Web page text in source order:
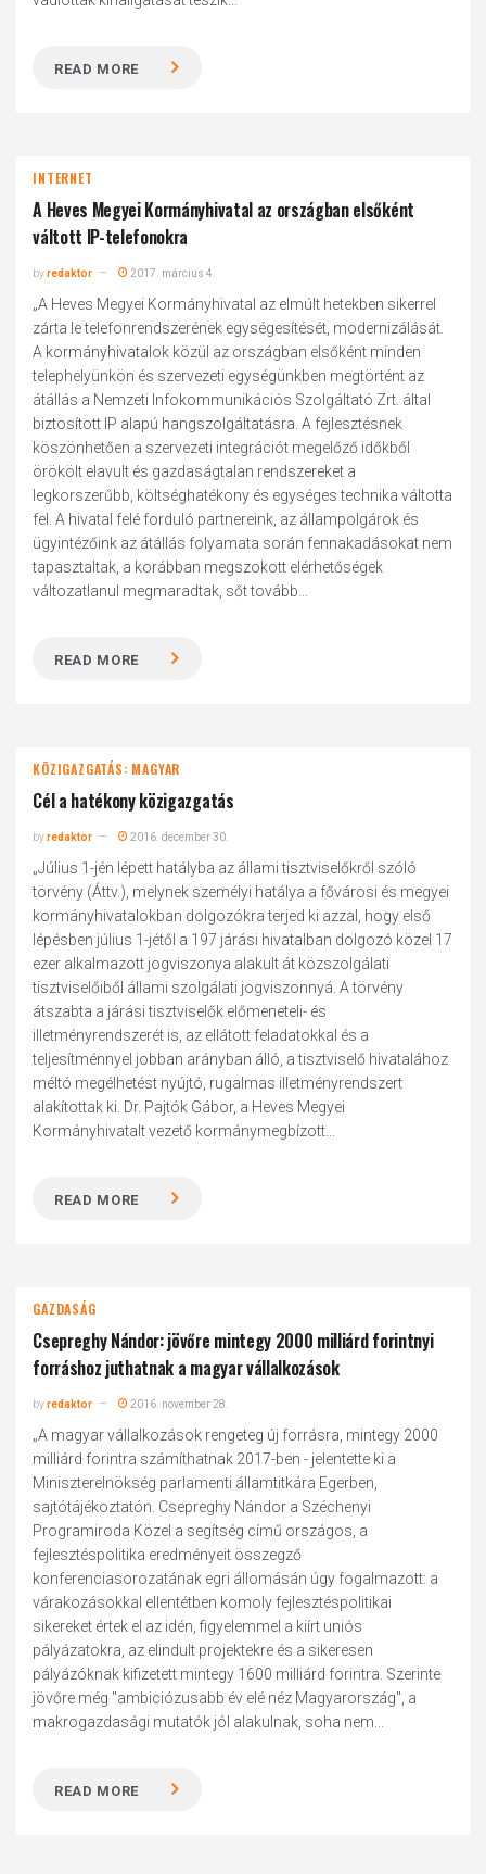
READ MORE
INTERNET
A Heves Megyei Kormányhivatal az országban elsőként
váltott IP-telefonokra
byredaktor 2017. március 4.
„A Heves Megyei Kormányhivatal az elmúlt hetekben sikerrel
zárta le telefonrendszerének egységesítését, modernizálását.
A kormányhivatalok közül az országban elsőként minden
telephelyünkön és szervezeti egységünkben megtörtént az
átállás a Nemzeti Infokommunikációs Szolgáltató Zrt. által
biztosított IP alapú hangszolgáltatásra. A fejlesztésnek
köszönhetően a szervezeti integrációt megelőző időkből
örökölt elavult és gazdaságtalan rendszereket a
legkorszerűbb, költséghatékony és egységes technika váltotta
fel. A hivatal felé forduló partnereink, az állampolgárok és
ügyintézőink az átállás folyamata során fennakadásokat nem
tapasztaltak, a korábban megszokott elérhetőségek
változatlanul megmaradtak, sőt tovább...
READ MORE
KÖZIGAZGATÁS: MAGYAR
Cél a hatékony közigazgatás
byredaktor 2016. december 30.
„Július 1-jén lépett hatályba az állami tisztviselőkről szóló
törvény (Áttv.), melynek személyi hatálya a fővárosi és megyei
kormányhivatalokban dolgozókra terjed ki azzal, hogy első
lépésben július 1-jétől a 197 járási hivatalban dolgozó közel 17
ezer alkalmazott jogviszonya alakult át közszolgálati
tisztviselőiből állami szolgálati jogviszonnyá. A törvény
átszabta a járási tisztviselők előmeneteli- és
illetményrendszerét is, az ellátott feladatokkal és a
teljesítménnyel jobban arányban álló, a tisztviselő hivatalához
méltó megélhetést nyújtó, rugalmas illetményrendszert
alakítottak ki. Dr. Pajtók Gábor, a Heves Megyei
Kormányhivatalt vezető kormánymegbízott...
READ MORE
GAZDASÁG
Csepreghy Nándor: jövőre mintegy 2000 milliárd forintnyi
forráshoz juthatnak a magyar vállalkozások
byredaktor 2016. november 28.
„A magyar vállalkozások rengeteg új forrásra, mintegy 2000
milliárd forintra számíthatnak 2017-ben - jelentette ki a
Miniszterelnökség parlamenti államtitkára Egerben,
sajtótájékoztatón. Csepreghy Nándor a Széchenyi
Programiroda Közel a segítség című országos, a
fejlesztéspolitika eredményeit összegző
konferenciasorozatának egri állomásán úgy fogalmazott: a
várakozásokkal ellentétben komoly fejlesztéspolitikai
sikereket értek el az idén, figyelemmel a kiírt uniós
pályázatokra, az elindult projektekre és a sikeresen
pályázóknak kifizetett mintegy 1600 milliárd forintra. Szerinte
jövőre még "ambiciózusabb év elé néz Magyarország", a
makrogazdasági mutatók jól alakulnak, soha nem...
READ MORE